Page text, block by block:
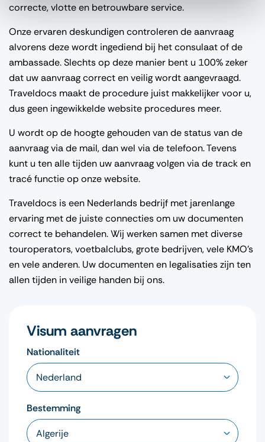
correcte, vlotte en betrouwbare service.
Onze ervaren deskundigen controleren de aanvraag
alvorens deze wordt ingediend bij het consulaat of de
ambassade. Slechts op deze manier bent u 100% zeker
dat uw aanvraag correct en veilig wordt aangevraagd.
Traveldocs maakt de procedure juist makkelijker voor u,
dus geen ingewikkelde website procedures meer.
U wordt op de hoogte gehouden van de status van de
aanvraag via de mail, dan wel via de telefoon. Tevens
kunt u ten alle tijden uw aanvraag volgen via de track en
tracé functie op onze website.
Traveldocs is een Nederlands bedrijf met jarenlange
ervaring met de juiste connecties om uw documenten
correct te behandelen. Wij werken samen met diverse
touroperators, voetbalclubs, grote bedrijven, vele KMO’s
en vele anderen. Uw documenten en legalisaties zijn ten
allen tijden in veilige handen bij ons.
Visum aanvragen
Nationaliteit
Bestemming